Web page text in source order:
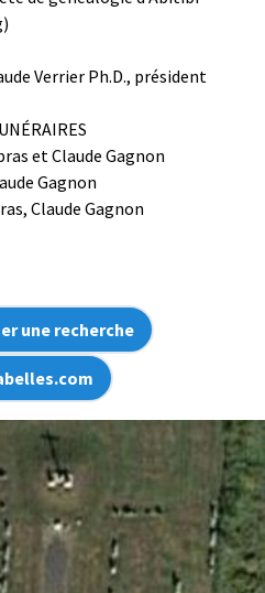
Verrier Ph.D., président
et Claude Gagnon
Gagnon
Claude Gagnon
une recherche